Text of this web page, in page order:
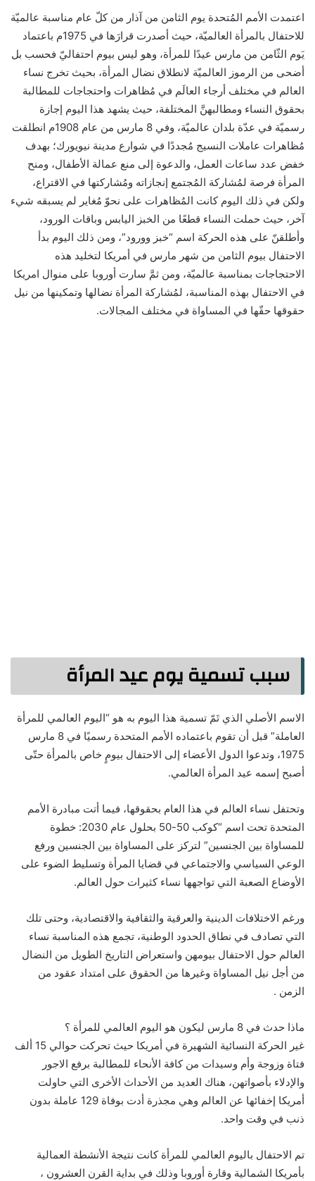
اعتمدت الأمم المُتحدة يوم الثامن من آذار من كلّ عام مناسبة عالميّة
للاحتفال بالمرأة العالميّة، حيث أصدرت قرارَها في 1975م باعتماد
يَوم الثّامن من مارس عيدًا للمرأة، وهو ليس بيوم احتفاليّ فحسب بل
أضحى من الرموز العالميّة لانطلاق نضال المرأة، بحيث تخرج نساء
العالم في مختلف أرجاء العالَم في مُظاهرات واحتجاجات للمطالبة
بحقوق النساء ومطالبهنَّ المختلفة، حيث يشهد هذا اليوم إجازة
رسميّة في عدّة بلدان عالميّة، وفي 8 مارس من عام 1908م انطلقت
مُظاهرات عاملات النسيج مُجددًا في شوارع مدينة نيويورك؛ بهدف
خفض عدد ساعات العمل، والدعوة إلى منع عمالة الأطفال، ومنح
المرأة فرصة لمُشاركة المُجتمع إنجازاته ومُشاركتها في الاقتراع،
ولكن في ذلك اليوم كانت المُظاهرات على نحوّ مُغاير لم يسبقه شيء
آخر، حيث حملت النساء قطعًا من الخبز اليابس وباقات الورود،
وأطلقنّ على هذه الحركة اسم “خبز وورود”، ومن ذلك اليوم بدأ
الاحتفال بيوم الثامن من شهر مارس في أمريكا لتخليد هذه
الاحتجاجات بمناسبة عالميّة، ومن ثمَّ سارت أوروبا على منوال امريكا
في الاحتفال بهذه المناسبة، لمُشاركة المرأة نضالها وتمكينها من نيل
حقوقها حقّها في المساواة في مختلف المجالات.
سبب تسمية يوم عيد المرأة
الاسم الأصلي الذي تَمّ تسمية هذا اليوم به هو “اليوم العالمي للمرأة
العاملة” قبل أن تقوم باعتماده الأمم المتحدة رسميًا في 8 مارس
1975، وتدعوا الدول الأعضاء إلى الاحتفال بيومٍ خاص بالمرأة حتّى
أصبح إسمه عيد المرأة العالمي.
وتحتفل نساء العالم في هذا العام بحقوقها، فيما أتت مبادرة الأمم
المتحدة تحت اسم “كوكب 50-50 بحلول عام 2030: خطوة
للمساواة بين الجنسين” لتركز على المساواة بين الجنسين ورفع
الوعي السياسي والاجتماعي في قضايا المرأة وتسليط الضوء على
الأوضاع الصعبة التي تواجهها نساء كثيرات حول العالم.
ورغم الاختلافات الدينية والعرقية والثقافية والاقتصادية، وحتى تلك
التي تصادف في نطاق الحدود الوطنية، تجمع هذه المناسبة نساء
العالم حول الاحتفال بيومهن واستعراض التاريخ الطويل من النضال
من أجل نيل المساواة وغيرها من الحقوق على امتداد عقود من
الزمن .
ماذا حدث في 8 مارس ليكون هو اليوم العالمي للمرأة ؟
غير الحركة النسائية الشهيرة في أمريكا حيث تحركت حوالي 15 ألف
فتاة وزوجة وأم وسيدات من كافة الأنحاء للمطالبة برفع الاجور
والإدلاء بأصواتهن، هناك العديد من الأحداث الأخرى التي حاولت
أمريكا إخفائها عن العالم وهي مجذرة أدت بوفاة 129 عاملة بدون
ذنب في وقت واحد.
تم الاحتفال باليوم العالمي للمرأة كانت نتيجة الأنشطة العمالية
بأمريكا الشمالية وقارة أوروبا وذلك في بداية القرن العشرون ،